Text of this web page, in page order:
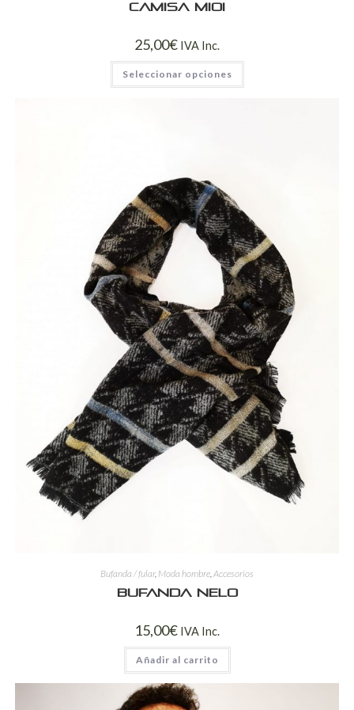
Camisa mioi
25,00€ IVA Inc.
Seleccionar opciones
Bufanda / fular, Moda hombre Accesorios
Bufanda Nelo
15,00€ IVA Inc.
Añadir al carrito